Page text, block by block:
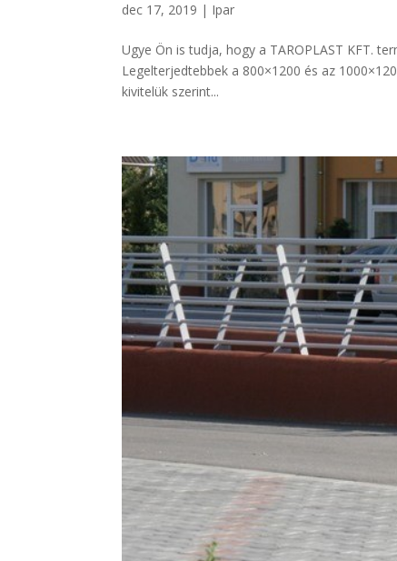
dec 17, 2019 | Ipar
Ugye Ön is tudja, hogy a TAROPLAST KFT.
Legelterjedtebbek a 800×1200 és az
kivitelük szerint...